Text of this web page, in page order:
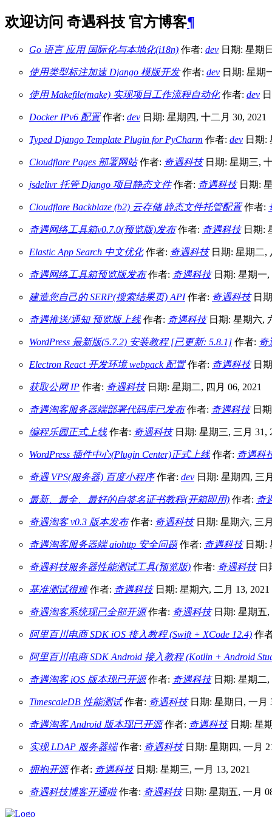
欢迎访问 奇遇科技 官方博客¶
Go 语言 应用 国际化与本地化(i18n) 作者: dev 日期: 星期
使用类型标注加速 Django 模版开发作者: dev 日期: 星期
使用 Makefile(make) 实现项目工作流程自动化作者: dev
Docker IPv6 配置作者: dev 日期: 星期四, 十二月 30, 2021
Typed Django Template Plugin for PyCharm 作者: dev 日期:
Cloudflare Pages 部署网站作者: 奇遇科技日期: 星期三,
jsdelivr 托管 Django 项目静态文件作者: 奇遇科技日期:
Cloudflare Backblaze (b2) 云存储 静态文件托管配置作者:
奇遇网络工具箱v0.7.0(预览版)发布作者: 奇遇科技日期:
Elastic App Search 中文优化作者: 奇遇科技日期: 星期二,
奇遇网络工具箱预览版发布作者: 奇遇科技日期: 星期一,
建造您自己的 SERP(搜索结果页) API作者: 奇遇科技日期
奇遇推送/通知 预览版上线作者: 奇遇科技日期: 星期六,
WordPress 最新版(5.7.2) 安装教程 [已更新: 5.8.1] 作者: 奇
Electron React 开发环境 webpack 配置作者: 奇遇科技日期
获取公网 IP 作者: 奇遇科技日期: 星期二, 四月 06, 2021
奇遇淘客服务器端部署代码库已发布作者: 奇遇科技日期
编程乐园正式上线作者: 奇遇科技日期: 星期三, 三月 31,
WordPress 插件中心(Plugin Center)正式上线作者: 奇遇科
奇遇 VPS(服务器) 百度小程序作者: dev 日期: 星期四, 三
最新、最全、最好的自签名证书教程(开箱即用) 作者: 奇
奇遇淘客 v0.3 版本发布作者: 奇遇科技日期: 星期六, 三
奇遇淘客服务器端 aiohttp 安全问题作者: 奇遇科技日期:
奇遇科技服务器性能测试工具(预览版) 作者: 奇遇科技日
基准测试很难作者: 奇遇科技日期: 星期六, 二月 13, 2021
奇遇淘客系统现已全部开源作者: 奇遇科技日期: 星期五,
阿里百川电商 SDK iOS 接入教程 (Swift + XCode 12.4) 作
阿里百川电商 SDK Android 接入教程 (Kotlin + Android
奇遇淘客 iOS 版本现已开源作者: 奇遇科技日期: 星期二,
TimescaleDB 性能测试作者: 奇遇科技日期: 星期日, 一月
奇遇淘客 Android 版本现已开源作者: 奇遇科技日期: 星
实现 LDAP 服务器端作者: 奇遇科技日期: 星期四, 一月
拥抱开源作者: 奇遇科技日期: 星期三, 一月 13, 2021
奇遇科技博客开通啦作者: 奇遇科技日期: 星期五, 一月